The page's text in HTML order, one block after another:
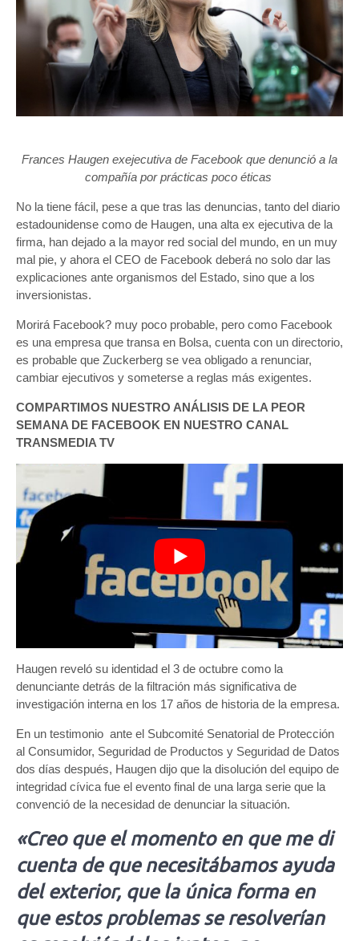
Frances Haugen exejecutiva de Facebook que denunció a la
compañía por prácticas poco éticas
No la tiene fácil, pese a que tras las denuncias, tanto del diario
estadounidense como de Haugen, una alta ex ejecutiva de la
firma, han dejado a la mayor red social del mundo, en un muy
mal pie, y ahora el CEO de Facebook deberá no solo dar las
explicaciones ante organismos del Estado, sino que a los
inversionistas.
Morirá Facebook? muy poco probable, pero como Facebook
es una empresa que transa en Bolsa, cuenta con un directorio,
es probable que Zuckerberg se vea obligado a renunciar,
cambiar ejecutivos y someterse a reglas más exigentes.
COMPARTIMOS NUESTRO ANÁLISIS DE LA PEOR
SEMANA DE FACEBOOK EN NUESTRO CANAL
TRANSMEDIA TV
Haugen reveló su identidad el 3 de octubre como la
denunciante detrás de la filtración más significativa de
investigación interna en los 17 años de historia de la empresa.
En un testimonio ante el Subcomité Senatorial de Protección
al Consumidor, Seguridad de Productos y Seguridad de Datos
dos días después, Haugen dijo que la disolución del equipo de
integridad cívica fue el evento final de una larga serie que la
convenció de la necesidad de denunciar la situación.
«Creo que el momento en que me di
cuenta de que necesitábamos ayuda
del exterior, que la única forma en
que estos problemas se resolverían